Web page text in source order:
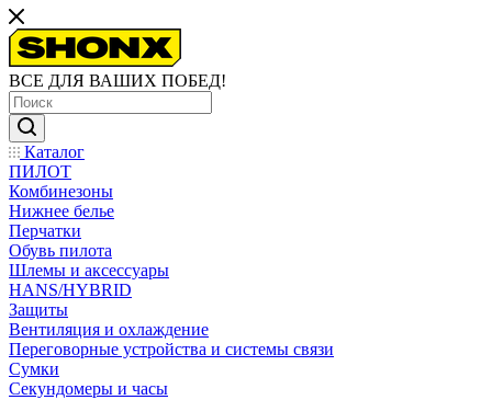
ВСЕ ДЛЯ ВАШИХ ПОБЕД!
Каталог
ПИЛОТ
Комбинезоны
Нижнее белье
Перчатки
Обувь пилота
Шлемы и аксессуары
HANS/HYBRID
Защиты
Вентиляция и охлаждение
Переговорные устройства и системы связи
Сумки
Секундомеры и часы